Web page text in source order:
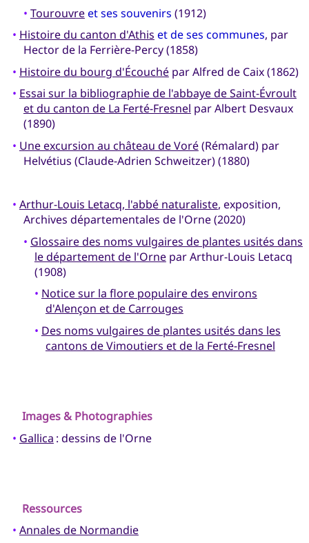
• Tourouvreet ses souvenirs (1912)
• Histoire du canton d'Athis et de ses communes, par
Hector de la Ferrière-Percy (1858)
• Histoire du bourg d'Écouchépar Alfred de Caix (1862)
• Essai sur la bibliographie de l'abbaye de Saint-Évroult
et du canton de La Ferté-Fresnel par Albert Desvaux
(1890)
• Une excursion au château de Voré(Rémalard) par
Helvétius (Claude-Adrien Schweitzer) (1880)
• Arthur-Louis Letacq, l'abbé naturaliste, exposition,
Archives départementales de l'Orne (2020)
• Glossaire des noms vulgaires de plantes usités dans
le département de l'Ornepar Arthur-Louis Letacq
(1908)
• Notice sur la flore populaire des environs
d'Alençon et de Carrouges
• Des noms vulgaires de plantes usités dans les
cantons de Vimoutiers et de la Ferté-Fresnel
Images & Photographies
• Gallica : dessins de l'Orne
Ressources
• Annales de Normandie